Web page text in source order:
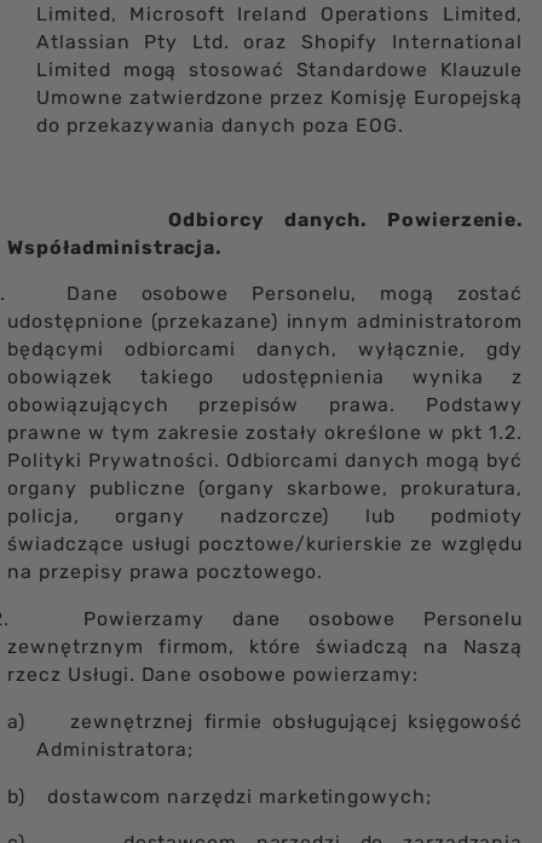
Limited, Microsoft Ireland Operations Limited,
Atlassian Pty Ltd. oraz Shopify International
Limited mogą stosować Standardowe Klauzule
Umowne zatwierdzone przez Komisję Europejską
do przekazywania danych poza EOG.
Odbiorcy danych. Powierzenie.
Współadministracja.
Dane osobowe Personelu, mogą zostać
udostępnione (przekazane) innym administratorom
będącymi odbiorcami danych, wyłącznie, gdy
obowiązek takiego udostępnienia wynika z
obowiązujących przepisów prawa. Podstawy
prawne w tym zakresie zostały określone w pkt 1.2.
Polityki Prywatności. Odbiorcami danych mogą być
organy publiczne (organy skarbowe, prokuratura,
policja, organy nadzorcze) lub podmioty
świadczące usługi pocztowe/kurierskie ze względu
na przepisy prawa pocztowego.
Powierzamy dane osobowe Personelu
zewnętrznym firmom, które świadczą na Naszą
rzecz Usługi. Dane osobowe powierzamy:
a)
zewnętrznej firmie obsługującej księgowość
Administratora;
b) dostawcom narzędzi marketingowych;